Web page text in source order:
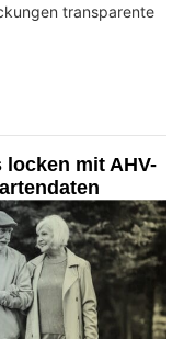
transparente
locken mit AHV-